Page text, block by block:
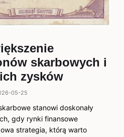
skarbowych i
zysków
05-25
stanowi doskonały
gdy rynki finansowe
strategia, którą warto